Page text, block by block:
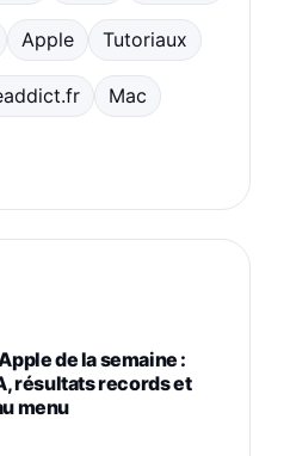
Apple Tutoriaux
Mac
de la semaine :
résultats records et
menu